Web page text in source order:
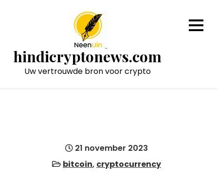
hindicryptonews.com
Uw vertrouwde bron voor crypto
21 november 2023
bitcoin, cryptocurrency